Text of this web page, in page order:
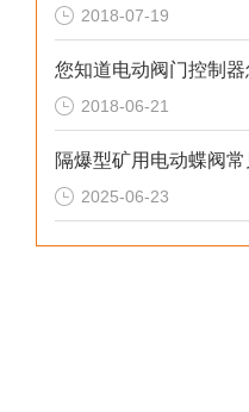
2018-07-19
您知道电动阀门控制器
2018-06-21
2025-06-23